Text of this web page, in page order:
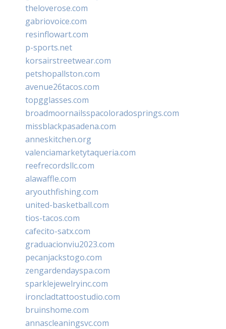
theloverose.com
gabriovoice.com
resinflowart.com
p-sports.net
korsairstreetwear.com
petshopallston.com
avenue26tacos.com
topgglasses.com
broadmoornailsspacoloradosprings.com
missblackpasadena.com
anneskitchen.org
valenciamarketytaqueria.com
reefrecordsllc.com
alawaffle.com
aryouthfishing.com
united-basketball.com
tios-tacos.com
cafecito-satx.com
graduacionviu2023.com
pecanjackstogo.com
zengardendayspa.com
sparklejewelryinc.com
ironcladtattoostudio.com
bruinshome.com
annascleaningsvc.com